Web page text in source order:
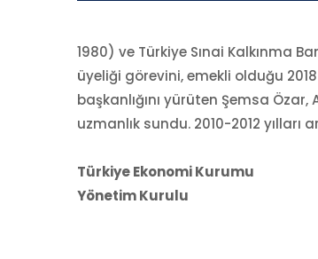
1980) ve Türkiye Sınai Kalkınma
üyeliği görevini, emekli olduğu
başkanlığını yürüten Şemsa
uzmanlık sundu. 2010-2012
Türkiye Ekonomi Kurumu
Yönetim Kurulu